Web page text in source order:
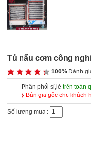
Tủ nấu cơm công
100% Đánh
Phân phối sỉ,lẻ trên toàn
Bán giá gốc cho khách
Số lượng mua :